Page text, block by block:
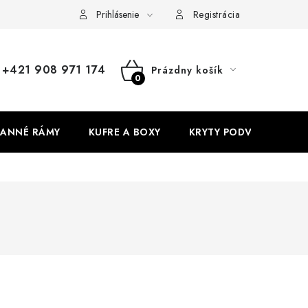
Prihlásenie Registrácia
908 971 174
NÁKUPNÝ
Prázdny košík
RÁMY KUFRE A BOXY KRYTY PODVOZKU